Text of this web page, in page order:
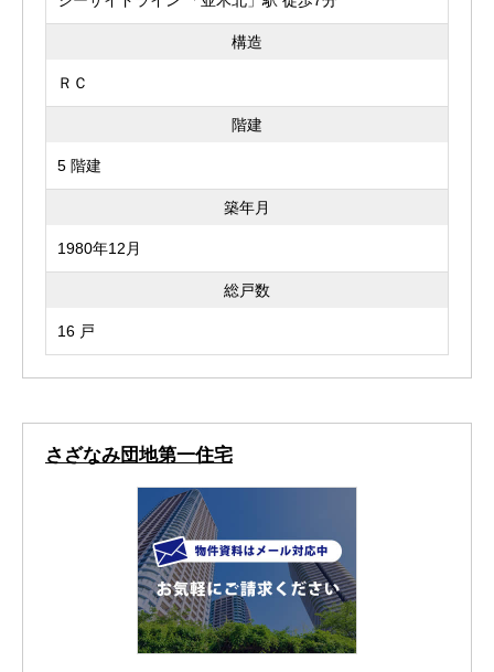
構造
ＲＣ
階建
5 階建
築年月
1980年12月
総戸数
16 戸
さざなみ団地第一住宅